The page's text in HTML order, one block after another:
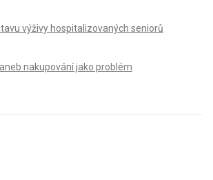
výživy hospitalizovaných seniorů
nakupování jako problém